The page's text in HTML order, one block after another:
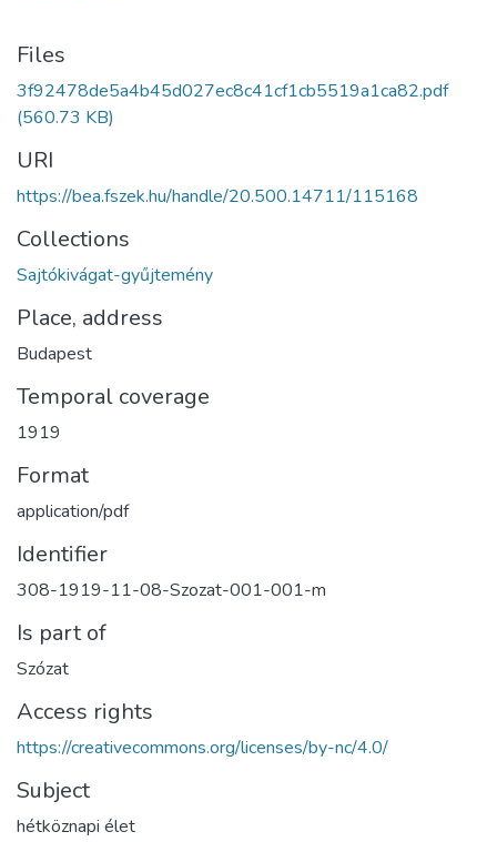
Files
3f92478de5a4b45d027ec8c41cf1cb5519a1ca82.pdf
(560.73 KB)
URI
https://bea.fszek.hu/handle/20.500.14711/115168
Collections
Sajtókivágat-gyűjtemény
Place, address
Budapest
Temporal coverage
1919
Format
application/pdf
Identifier
308-1919-11-08-Szozat-001-001-m
Is part of
Szózat
Access rights
https://creativecommons.org/licenses/by-nc/4.0/
Subject
hétköznapi élet